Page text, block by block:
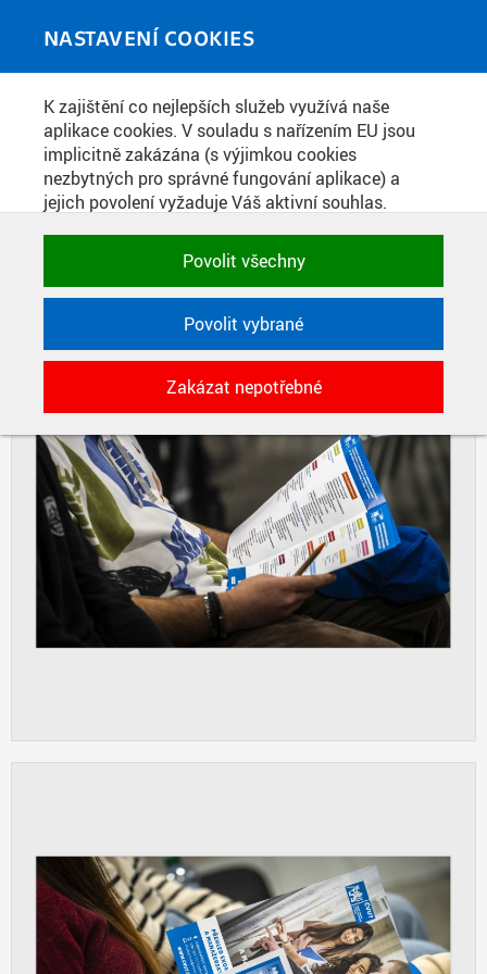
NASTAVENÍ COOKIES
K zajištění co nejlepších služeb využívá naše
aplikace cookies. V souladu s nařízením EU jsou
implicitně zakázána (s výjimkou cookies
nezbytných pro správné fungování aplikace) a
jejich povolení vyžaduje Váš aktivní souhlas.
zakázat, případně vybrat a povolit cookies podle
kategorie. Svoje rozhodnutí můžete samozřejmě
kdykoli změnit.
POTŘEBNÉ
Technické cookies využívané aplikacemi
ČVUT pro uchování jejich nastavení,
vlastností a identifikátorů relace. Jsou
nezbytné pro správné fungování a jsou
vždy aktivní.
ANALYTICKÉ
Slouží pro získávání anonymizovaných
statistických údajů, které nám pomáhají
vylepšovat naše aplikace. Zpravidla jde o
MARKETINGOVÉ
s analýzou uživatelského chování
pomáhají.
OSTATNÍ
Povolit všechny
Povolit vybrané
Zakázat nepotřebné
MEDIATÉKA
You are here
Home Fotografie
GAUDEAMUS BRNO 2023
DIAPOZITIVY DLAŽDICE
CIHLY